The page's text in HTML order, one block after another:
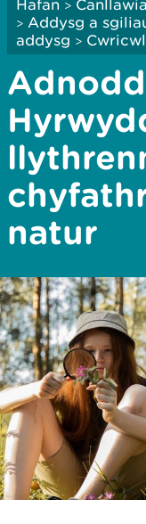
Hafan >
> Addysg a
addysg >
natur